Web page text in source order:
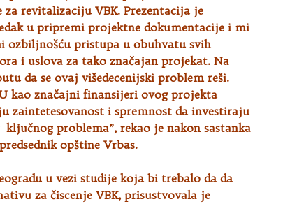
za revitalizaciju VBK. Prezentacija je
u pripremi projektne dokumentacije i mi
ozbiljnošću pristupa u obuhvatu svih
i uslova za tako značajan projekat. Na
da se ovaj višedecenijski problem reši.
kao značajni finansijeri ovog projekta
zaintetesovanost i spremnost da investiraju
ključnog problema”, rekao je nakon sastanka
opštine Vrbas.
u vezi studije koja bi trebalo da da
za čiscenje VBK, prisustvovala je